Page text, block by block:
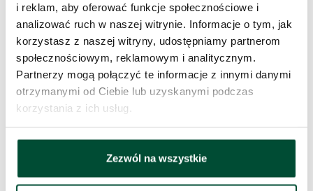
i reklam, aby oferować funkcje społecznościowe i
analizować ruch w naszej witrynie. Informacje o tym, jak
korzystasz z naszej witryny, udostępniamy partnerom
społecznościowym, reklamowym i analitycznym.
Partnerzy mogą połączyć te informacje z innymi danymi
otrzymanymi od Ciebie lub uzyskanymi podczas
korzystania z ich usług.
Zezwól na wszystkie
Skorzystaj z formularza i przekaż naszym doradcom prośbę o
kontakt w sprawie tego mieszkania.
Skontaktujemy się w przeciągu 1 dnia roboczego
Imię i nazwisko